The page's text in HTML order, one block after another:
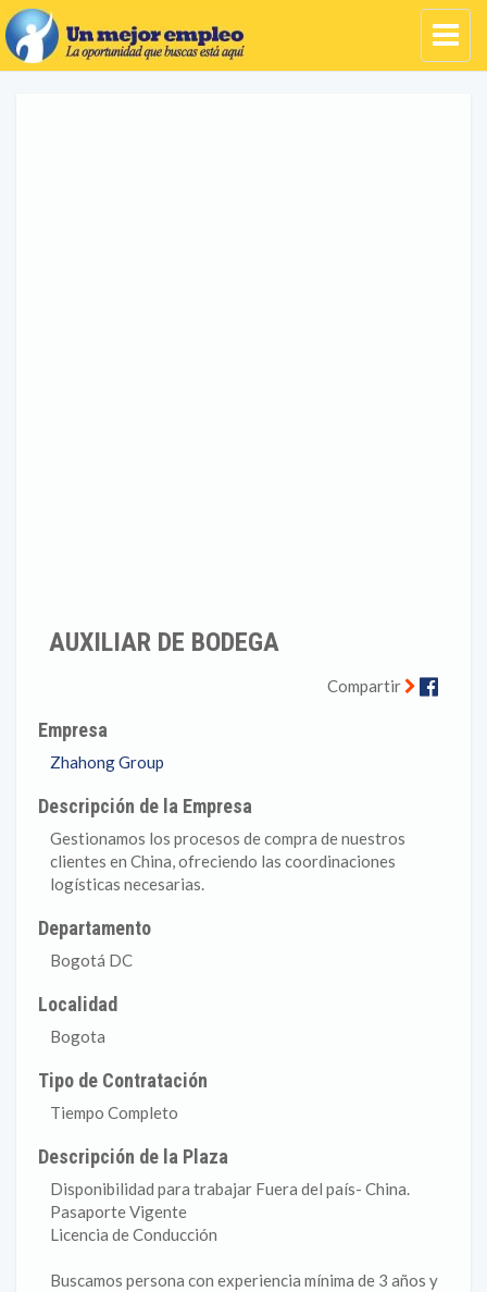
AUXILIAR DE BODEGA
Compartir
Empresa
Zhahong Group
Descripción de la Empresa
Gestionamos los procesos de compra de nuestros
clientes en China, ofreciendo las coordinaciones
logísticas necesarias.
Departamento
Bogotá DC
Localidad
Bogota
Tipo de Contratación
Tiempo Completo
Descripción de la Plaza
Disponibilidad para trabajar Fuera del país- China.
Pasaporte Vigente
Licencia de Conducción
Buscamos persona con experiencia mínima de 3 años y